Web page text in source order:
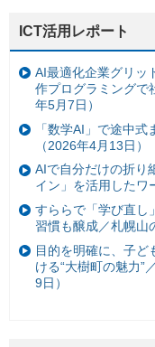
ICT活用レポート
AI最適化企業グリッ
作プログラミングで
年5月7日）
「数学AI」で途中
（2026年4月13日）
AIで自分だけの折り
イン」を活用したワ
すららで「学び直し
習慣も醸成／札幌山
目的を明確に、子
ける“大樹町の魅力”
9日）